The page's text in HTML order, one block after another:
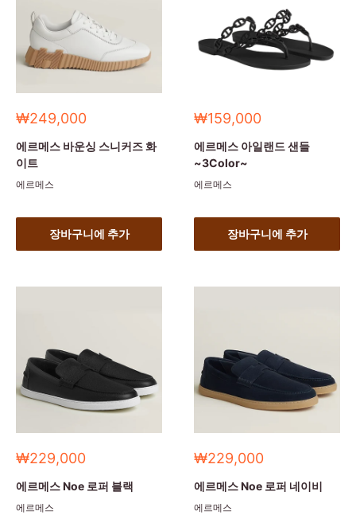
세
가
₩249,000
에르메스 바운싱 스니커즈 화
이트
에르메스
장바구니에 추가
세
가
₩159,000
에르메스 아일랜드 샌들
~3Color~
에르메스
장바구니에 추가
세
가
₩229,000
에르메스 Noe 로퍼 블랙
에르메스
세
가
₩229,000
에르메스 Noe 로퍼 네이비
에르메스